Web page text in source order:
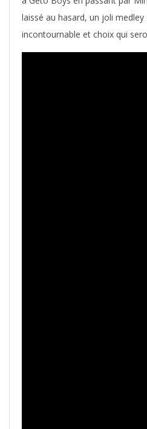
laissé au hasard, un joli
incontournable et choix qui